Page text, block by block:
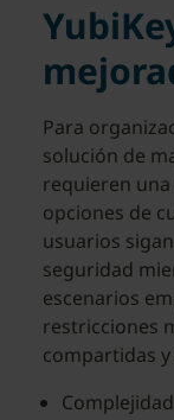
Para
solución de
requieren
opciones de
usuarios
seguridad
escenarios
restricciones
compartidas